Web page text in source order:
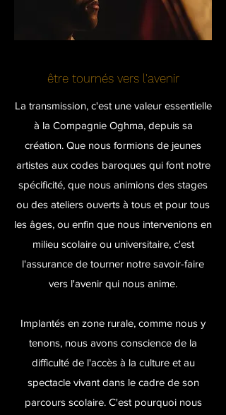
être tournés vers l'avenir
La transmission, c'est une valeur essentielle
à la Compagnie Oghma, depuis sa
création. Que nous formions de jeunes
artistes aux codes baroques qui font notre
spécificité, que nous animions des stages
ou des ateliers ouverts à tous et pour tous
les âges, ou enfin que nous intervenions en
milieu scolaire ou universitaire, c'est
l'assurance de tourner notre savoir-faire
vers l'avenir qui nous anime.
Implantés en zone rurale, comme nous y
tenons, nous avons conscience de la
difficulté de l'accès à la culture et au
spectacle vivant dans le cadre de son
parcours scolaire. C'est pourquoi nous